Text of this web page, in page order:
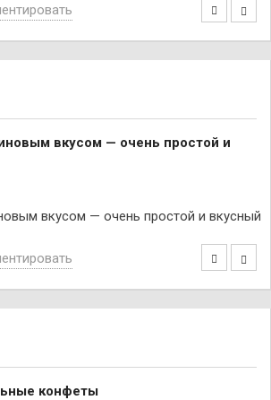
вкусом — очень простой и
конфеты